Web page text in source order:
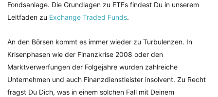
Fondsanlage. Die Grundlagen zu ETFs findest Du in unserem
Leitfaden zu Exchange Traded Funds.
An den Börsen kommt es immer wieder zu Turbulenzen. In
Krisenphasen wie der Finanzkrise 2008 oder den
Marktverwerfungen der Folgejahre wurden zahlreiche
Unternehmen und auch Finanzdienstleister insolvent. Zu Recht
fragst Du Dich, was in einem solchen Fall mit Deinem